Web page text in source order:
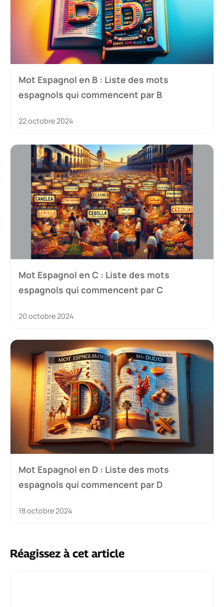
Mot Espagnol en B : Liste des mots
espagnols qui commencent par B
22 octobre 2024
Mot Espagnol en C : Liste des mots
espagnols qui commencent par C
20 octobre 2024
Mot Espagnol en D : Liste des mots
espagnols qui commencent par D
18 octobre 2024
Réagissez à cet article